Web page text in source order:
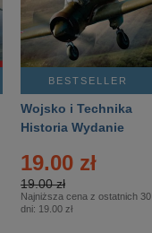
BESTSELLER
Wojsko i Technika
Historia Wydanie
– 2/2026
19.00 zł
19.00 zł
Najniższa cena z ostatnich 30
dni: 19.00 zł